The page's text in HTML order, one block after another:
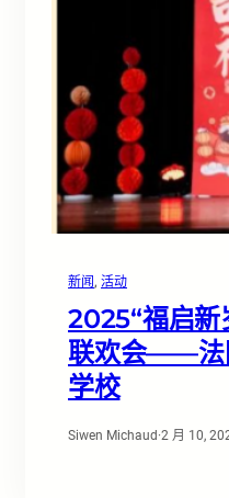
新闻, 活动
2025“福启新
联欢会——法
学校
Siwen Michaud ·2 月 10,